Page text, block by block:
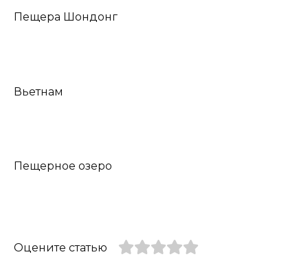
Пещера Шондонг
Вьетнам
Пещерное озеро
Оцените статью